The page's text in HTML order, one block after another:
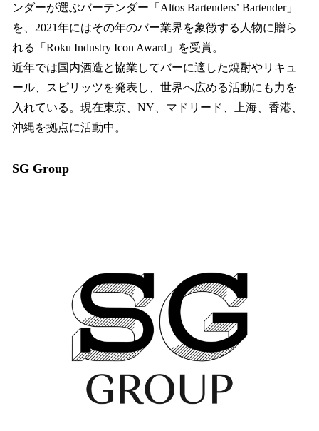
ンダーが選ぶバーテンダー「Altos Bartendersʼ Bartender」
を、2021年にはその年のバー業界を象徴する人物に贈ら
れる「Roku Industry Icon Award」を受賞。
近年では国内酒造と協業してバーに適した焼酎やリキュ
ール、スピリッツを発表し、世界へ広める活動にも力を
入れている。現在東京、NY、マドリード、上海、香港、
沖縄を拠点に活動中。
SG Group